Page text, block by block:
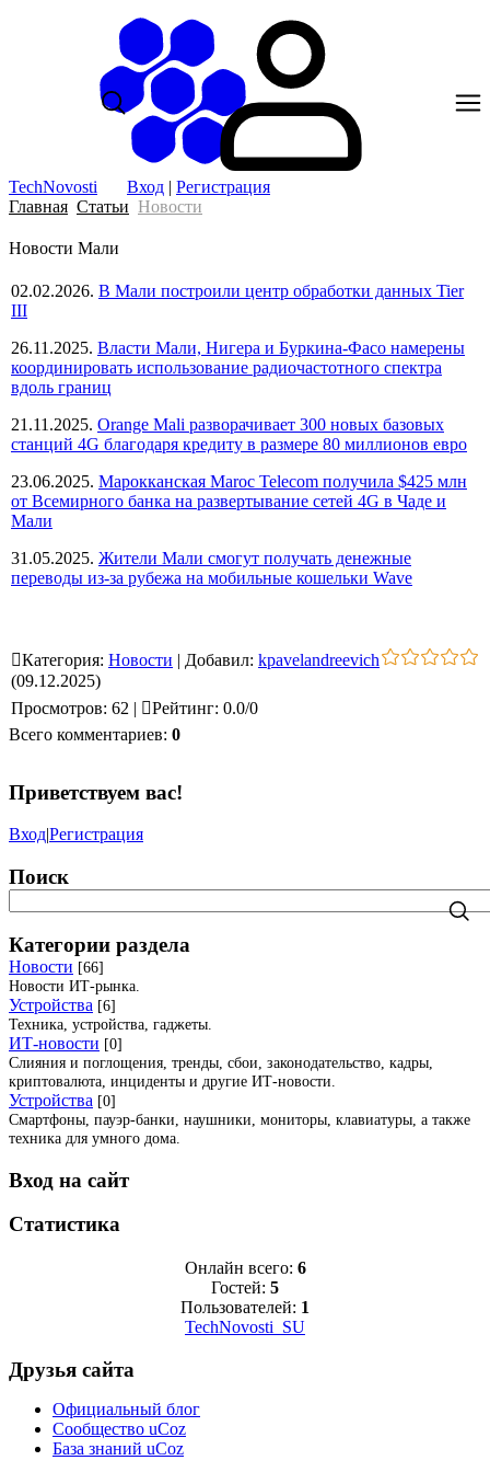
TechNovosti Вход | Регистрация
Главная Статьи Новости
Новости Мали
02.02.2026. В Мали построили центр обработки данных Tier
III
26.11.2025. Власти Мали, Нигера и Буркина-Фасо намерены
координировать использование радиочастотного спектра
вдоль границ
21.11.2025. Orange Mali разворачивает 300 новых базовых
станций 4G благодаря кредиту в размере 80 миллионов евро
23.06.2025. Марокканская Maroc Telecom получила $425 млн
от Всемирного банка на развертывание сетей 4G в Чаде и
Мали
31.05.2025. Жители Мали смогут получать денежные
переводы из-за рубежа на мобильные кошельки Wave
Категория: Новости | Добавил: kpavelandreevich
(09.12.2025)
Просмотров: 62 | Рейтинг: 0.0/0
Всего комментариев: 0
Приветствуем вас!
Вход|Регистрация
Поиск
Категории раздела
Новости [66]
Новости ИТ-рынка.
Устройства [6]
Техника, устройства, гаджеты.
ИТ-новости [0]
Слияния и поглощения, тренды, сбои, законодательство, кадры,
криптовалюта, инциденты и другие ИТ-новости.
Устройства [0]
Смартфоны, пауэр-банки, наушники, мониторы, клавиатуры, а также
техника для умного дома.
Вход на сайт
Статистика
Онлайн всего: 6
Гостей: 5
Пользователей: 1
TechNovosti_SU
Друзья сайта
Официальный блог
Сообщество uCoz
База знаний uCoz